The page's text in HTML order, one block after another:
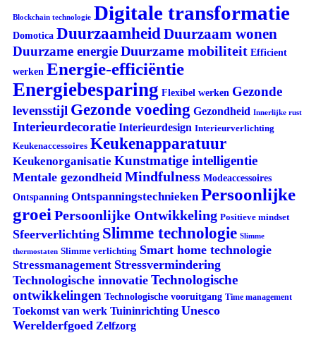
Blockchain technologie Digitale transformatie
Domotica Duurzaamheid Duurzaam wonen
Duurzame energieDuurzame mobiliteit Efficient
werken Energie-efficiëntie
Energiebesparing Flexibel werken Gezonde
levensstijl Gezonde voeding Gezondheid Innerlijke rust
Interieurdecoratie Interieurdesign Interieurverlichting
Keukenaccessoires Keukenapparatuur
Keukenorganisatie Kunstmatige intelligentie
Mentale gezondheid Mindfulness Modeaccessoires
Ontspanning Ontspanningstechnieken Persoonlijke
groei Persoonlijke Ontwikkeling Positieve mindset
Sfeerverlichting Slimme technologie Slimme
thermostaten Slimme verlichting Smart home technologie
Stressmanagement Stressvermindering
Technologische innovatie Technologische
ontwikkelingen Technologische vooruitgang Time management
Toekomst van werk Tuininrichting Unesco
Werelderfgoed Zelfzorg